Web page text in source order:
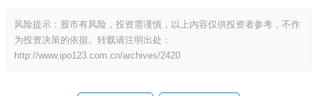
风险提示：股市有风险，投资需谨慎，以上内容仅供投资者参考，不作
为投资决策的依据。转载请注明出处：
http://www.ipo123.com.cn/archives/2420